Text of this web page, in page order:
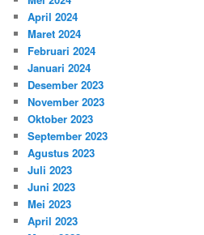
April 2024
Maret 2024
Februari 2024
Januari 2024
Desember 2023
November 2023
Oktober 2023
September 2023
Agustus 2023
Juli 2023
Juni 2023
Mei 2023
April 2023